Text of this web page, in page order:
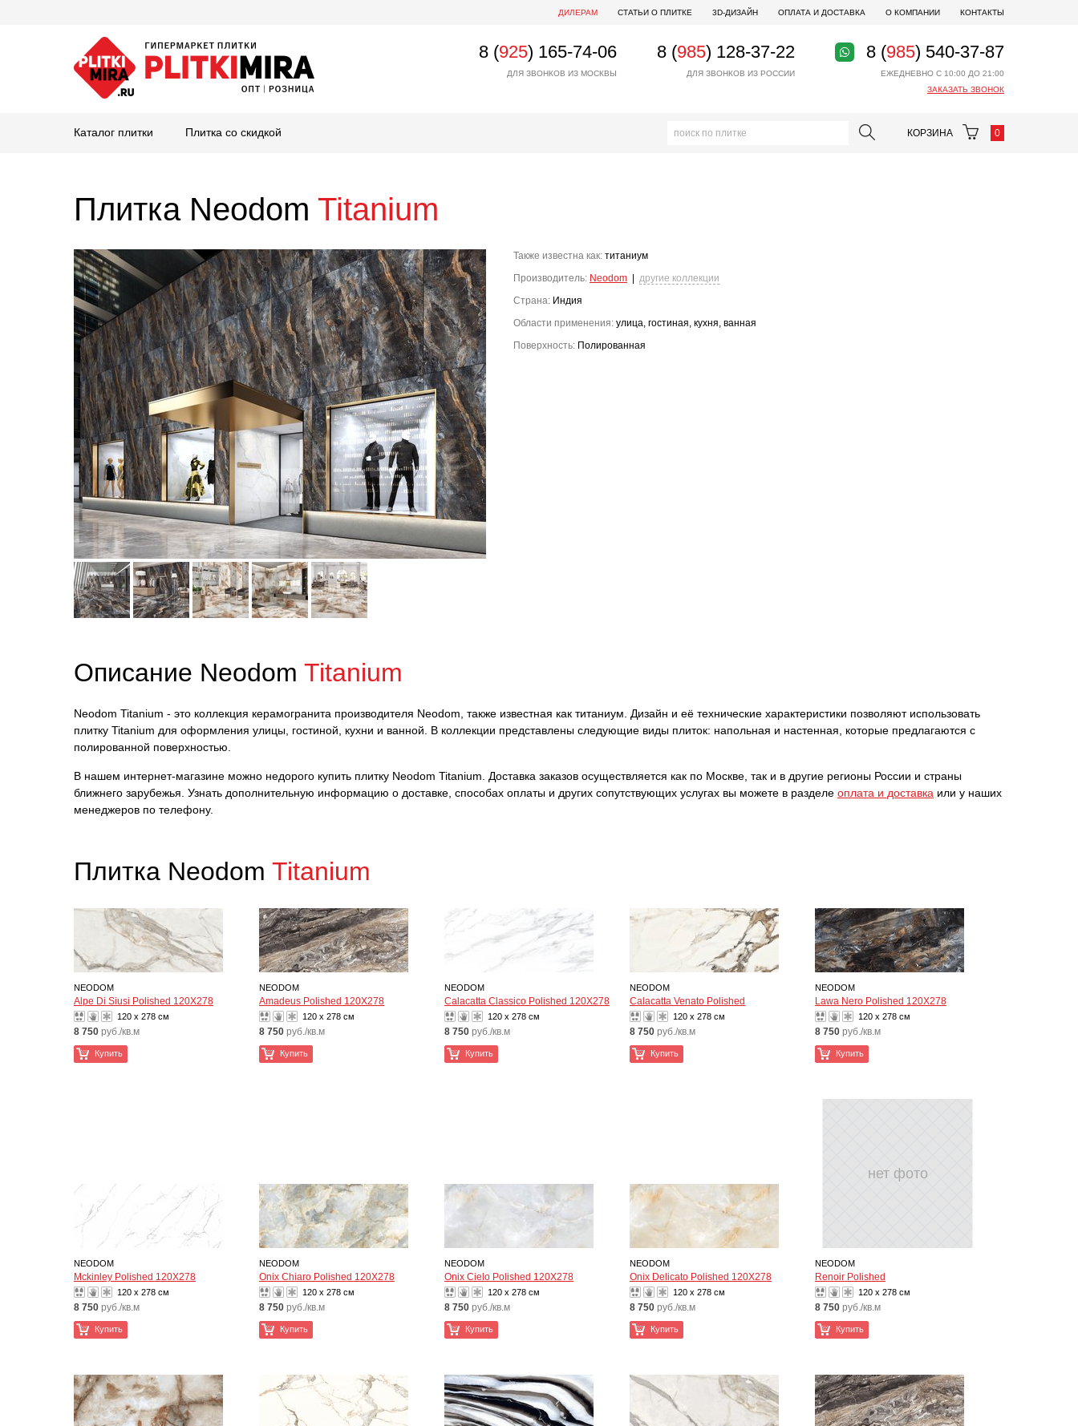
ДИЛЕРАМ СТАТЬИ О ПЛИТКЕ 3D-ДИЗАЙН ОПЛАТА И ДОСТАВКА О КОМПАНИИ КОНТАКТЫ
8 (925) 165-74-06
ДЛЯ ЗВОНКОВ ИЗ МОСКВЫ
8 (985) 128-37-22
ДЛЯ ЗВОНКОВ ИЗ РОССИИ
8 (985) 540-37-87
ЕЖЕДНЕВНО С 10:00 ДО 21:00
ЗАКАЗАТЬ ЗВОНОК
Каталог плитки Плитка со скидкой КОРЗИНА 0
Плитка Neodom Titanium
Также известна как: титаниум
Производитель: Neodom
другие коллекции
Страна: Индия
Области применения: улица, гостиная, кухня, ванная
Поверхность: Полированная
Описание Neodom Titanium
Neodom Titanium - это коллекция керамогранита производителя Neodom, также известная как титаниум. Дизайн и её технические характеристики позволяют использовать
плитку Titanium для оформления улицы, гостиной, кухни и ванной. В коллекции представлены следующие виды плиток: напольная и настенная, которые предлагаются с
полированной поверхностью.
В нашем интернет-магазине можно недорого купить плитку Neodom Titanium. Доставка заказов осуществляется как по Москве, так и в другие регионы России и страны
ближнего зарубежья. Узнать дополнительную информацию о доставке, способах оплаты и других сопутствующих услугах вы можете в разделе оплата и доставка или у наших
менеджеров по телефону.
Плитка Neodom Titanium
NEODOM
Alpe Di Siusi Polished 120X278
120 x 278 см
8 750 руб./кв.м
Купить
NEODOM
Amadeus Polished 120X278
120 x 278 см
8 750 руб./кв.м
Купить
NEODOM
Calacatta Classico Polished 120X278
120 x 278 см
8 750 руб./кв.м
Купить
NEODOM
Calacatta Venato Polished
120 x 278 см
8 750 руб./кв.м
Купить
NEODOM
Lawa Nero Polished 120X278
120 x 278 см
8 750 руб./кв.м
Купить
NEODOM
Mckinley Polished 120X278
120 x 278 см
8 750 руб./кв.м
Купить
NEODOM
Onix Chiaro Polished 120X278
120 x 278 см
8 750 руб./кв.м
Купить
NEODOM
Onix Cielo Polished 120X278
120 x 278 см
8 750 руб./кв.м
Купить
NEODOM
Onix Delicato Polished 120X278
120 x 278 см
8 750 руб./кв.м
Купить
нет фото
NEODOM
Renoir Polished
120 x 278 см
8 750 руб./кв.м
Купить